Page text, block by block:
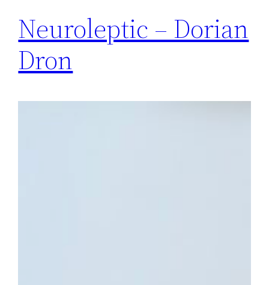
Neuroleptic – Dorian
Dron